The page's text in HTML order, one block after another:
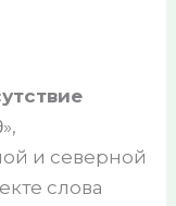
и северной
слова